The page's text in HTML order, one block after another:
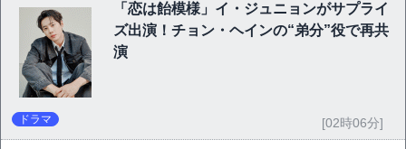
「恋は飴模様」イ・ジュニョンがサプライ
ズ出演！チョン・ヘインの“弟分”役で再共
演
ドラマ [02時06分]